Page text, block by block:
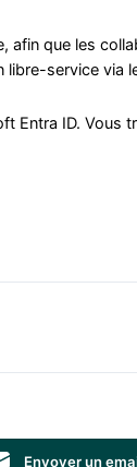
afin que les
service via
Entra ID. Vous
Envoyer un